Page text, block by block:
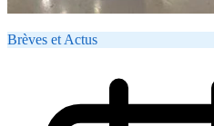
Brèves et Actus